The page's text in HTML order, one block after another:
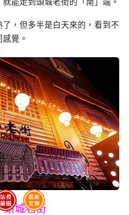
，但多半是白天來的，看到不
覺。
頭城老街